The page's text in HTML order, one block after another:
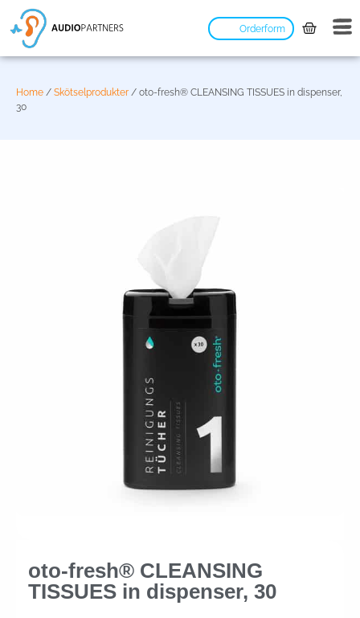
Orderform
Home / Skötselprodukter / oto-fresh® CLEANSING TISSUES in dispenser,
30
oto-fresh® CLEANSING
TISSUES in dispenser, 30